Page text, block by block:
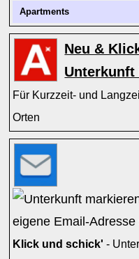
Apartments
Neu &
Unterkunft
Für Kurzzeit- und
Orten
Klick und schick' -